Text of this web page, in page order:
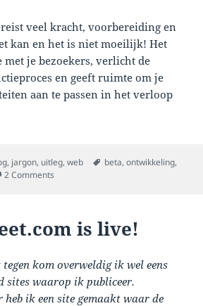
veel kracht, voorbereiding en
kan en het is niet moeilijk! Het
je bezoekers, verlicht de
en geeft ruimte om je
aan te passen in het verloop
, jargon, uitleg,web Tags
beta,ontwikkeling,
2 Comments
is live!
tegen kom overweldig ik wel eens
sites waarop ik publiceer.
ik een site gemaakt waar de